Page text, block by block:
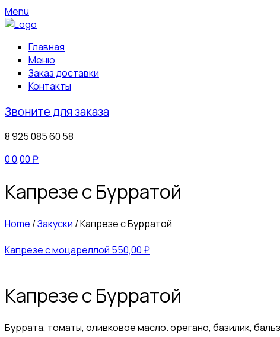
Menu
Главная
Меню
Заказ доставки
Контакты
Звоните для заказа
8 925 085 60 58
00,00 ₽
Капрезе с Бурратой
Home /Закуски /Капрезе с Бурратой
Капрезе с моцареллой 550,00 ₽
Капрезе с Бурратой
Буррата, томаты, оливковое масло. орегано, базилик,